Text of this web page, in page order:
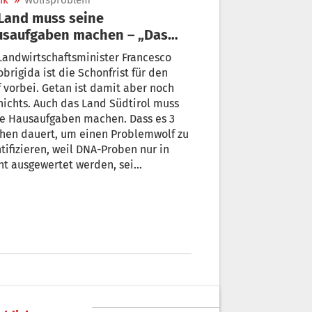
machen – „Das
nicht 3 Wochen dauern“
Francesco
ist die Schonfrist für den
ist damit aber noch
Auch das Land Südtirol muss
Hausaufgaben machen. Dass es 3
dauert, um einen Problemwolf zu
weil DNA-Proben nur in
ausgewertet werden, sei